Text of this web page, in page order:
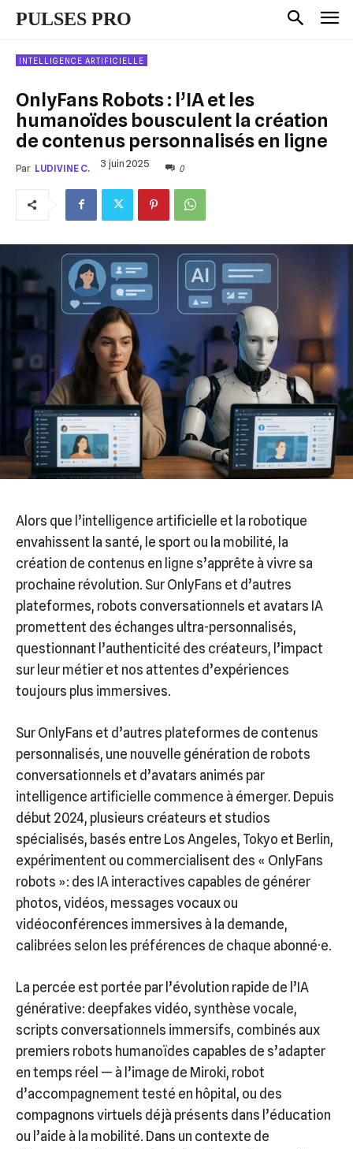
PULSES PRO
INTELLIGENCE ARTIFICIELLE
OnlyFans Robots : l’IA et les
humanoïdes bousculent la création
de contenus personnalisés en ligne
Par LUDIVINE C. 3 juin 2025 0
Alors que l’intelligence artificielle et la robotique
envahissent la santé, le sport ou la mobilité, la
création de contenus en ligne s’apprête à vivre sa
prochaine révolution. Sur OnlyFans et d’autres
plateformes, robots conversationnels et avatars IA
promettent des échanges ultra-personnalisés,
questionnant l’authenticité des créateurs, l’impact
sur leur métier et nos attentes d’expériences
toujours plus immersives.
Sur OnlyFans et d’autres plateformes de contenus
personnalisés, une nouvelle génération de robots
conversationnels et d’avatars animés par
intelligence artificielle commence à émerger. Depuis
début 2024, plusieurs créateurs et studios
spécialisés, basés entre Los Angeles, Tokyo et Berlin,
expérimentent ou commercialisent des « OnlyFans
robots »: des IA interactives capables de générer
photos, vidéos, messages vocaux ou
vidéoconférences immersives à la demande,
calibrées selon les préférences de chaque abonné·e.
La percée est portée par l’évolution rapide de l’IA
générative: deepfakes vidéo, synthèse vocale,
scripts conversationnels immersifs, combinés aux
premiers robots humanoïdes capables de s’adapter
en temps réel — à l’image de Miroki, robot
d’accompagnement testé en hôpital, ou des
compagnons virtuels déjà présents dans l’éducation
ou l’aide à la mobilité. Dans un contexte de